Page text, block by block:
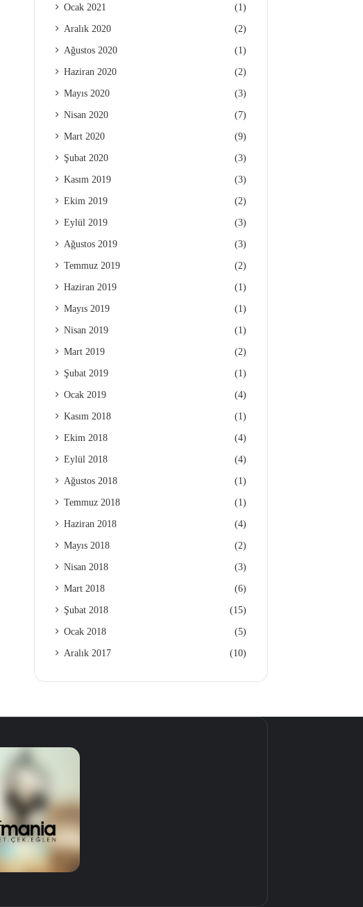
Ocak 2021 (1)
Aralık 2020 (2)
Ağustos 2020 (1)
Haziran 2020 (2)
Mayıs 2020 (3)
Nisan 2020 (7)
Mart 2020 (9)
Şubat 2020 (3)
Kasım 2019 (3)
Ekim 2019 (2)
Eylül 2019 (3)
Ağustos 2019 (3)
Temmuz 2019 (2)
Haziran 2019 (1)
Mayıs 2019 (1)
Nisan 2019 (1)
Mart 2019 (2)
Şubat 2019 (1)
Ocak 2019 (4)
Kasım 2018 (1)
Ekim 2018 (4)
Eylül 2018 (4)
Ağustos 2018 (1)
Temmuz 2018 (1)
Haziran 2018 (4)
Mayıs 2018 (2)
Nisan 2018 (3)
Mart 2018 (6)
Şubat 2018 (15)
Ocak 2018 (5)
Aralık 2017 (10)